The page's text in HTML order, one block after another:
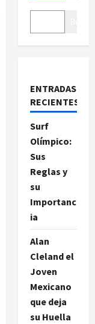
ENTRADAS
RECIENTES
Surf
Olímpico:
Sus
Reglas y
su
Importanc
ia
Alan
Cleland el
Joven
Mexicano
que deja
su Huella